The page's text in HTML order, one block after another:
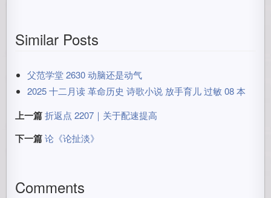
Similar Posts
父范学堂 2630 动脑还是动气
2025 十二月读 革命历史 诗歌小说 放手育儿 过敏 08 本
上一篇 折返点 2207｜关于配速提高
下一篇 论《论扯淡》
Comments